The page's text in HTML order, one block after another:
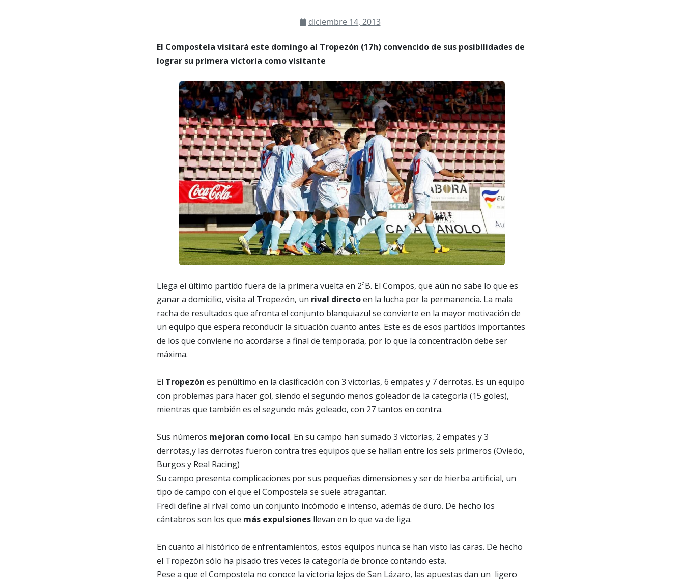
diciembre 14, 2013
El Compostela visitará este domingo al Tropezón (17h) convencido de sus posibilidades de
lograr su primera victoria como visitante
Llega el último partido fuera de la primera vuelta en 2ªB. El Compos, que aún no sabe lo que es
ganar a domicilio, visita al Tropezón, un rival directoen la lucha por la permanencia. La mala
racha de resultados que afronta el conjunto blanquiazul se convierte en la mayor motivación de
un equipo que espera reconducir la situación cuanto antes. Este es de esos partidos importantes
de los que conviene no acordarse a final de temporada, por lo que la concentración debe ser
máxima.
El Tropezón es penúltimo en la clasificación con 3 victorias, 6 empates y 7 derrotas. Es un equipo
con problemas para hacer gol, siendo el segundo menos goleador de la categoría (15 goles),
mientras que también es el segundo más goleado, con 27 tantos en contra.
Sus números mejoran como local. En su campo han sumado 3 victorias, 2 empates y 3
derrotas,y las derrotas fueron contra tres equipos que se hallan entre los seis primeros (Oviedo,
Burgos y Real Racing)
Su campo presenta complicaciones por sus pequeñas dimensiones y ser de hierba artificial, un
tipo de campo con el que el Compostela se suele atragantar.
Fredi define al rival como un conjunto incómodo e intenso, además de duro. De hecho los
cántabros son los que más expulsiones llevan en lo que va de liga.
En cuanto al histórico de enfrentamientos, estos equipos nunca se han visto las caras. De hecho
el Tropezón sólo ha pisado tres veces la categoría de bronce contando esta.
Pese a que el Compostela no conoce la victoria lejos de San Lázaro, las apuestas dan un ligero